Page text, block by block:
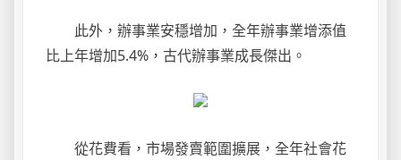
此外，辦事業安穩增加，全年辦事業增添值
比上年增加5.4%，古代辦事業成長傑出。
從花費看，市場發賣範圍擴展，全年社會花